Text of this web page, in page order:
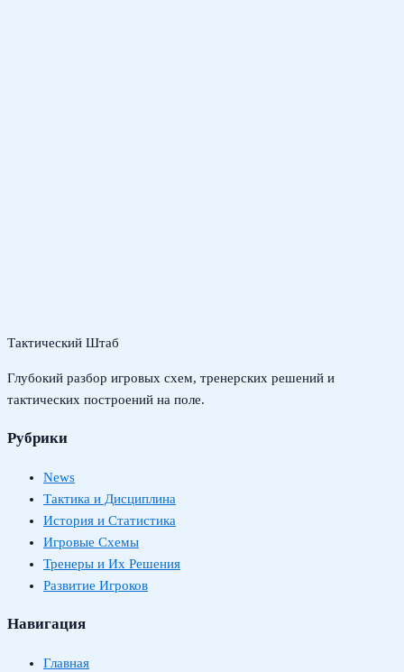
Тактический Штаб
Глубокий разбор игровых схем, тренерских решений и
тактических построений на поле.
Рубрики
News
Тактика и Дисциплина
История и Статистика
Игровые Схемы
Тренеры и Их Решения
Развитие Игроков
Навигация
Главная